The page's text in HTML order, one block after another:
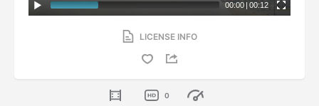
00:00 | 00:12
LICENSE INFO
0